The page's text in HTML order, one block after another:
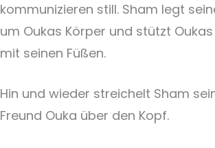
kommunizieren still. Sham legt
um Oukas Körper und stützt
mit seinen Füßen.
Hin und wieder streichelt Sham
Freund Ouka über den Kopf.